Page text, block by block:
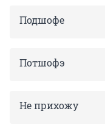
Подшофе
Потшофэ
Не прихожу